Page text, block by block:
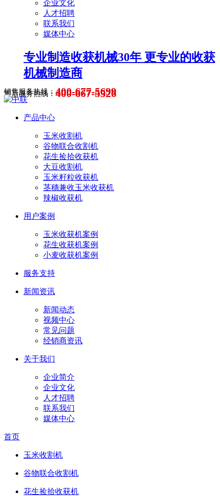
企业文化
人才招聘
联系我们
媒体中心
专业制造收获机械30年 更专业的收获
机械制造商
销售服务热线： 400-677-5699
售后服务热线： 400-667-5526
产品中心
玉米收割机
谷物联合收割机
花生捡拾收获机
大豆收割机
玉米籽粒收获机
茎穗兼收玉米收获机
辣椒收获机
用户案例
玉米收获机案例
花生收获机案例
小麦收获机案例
服务支持
新闻资讯
新闻动态
视频中心
常见问题
经销商资讯
关于我们
企业简介
企业文化
人才招聘
联系我们
媒体中心
首页
玉米收割机
谷物联合收割机
花生捡拾收获机